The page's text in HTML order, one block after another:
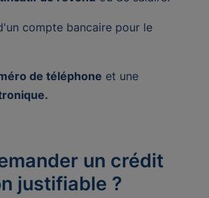
compte bancaire pour le
de téléphone et une
un crédit
justifiable ?